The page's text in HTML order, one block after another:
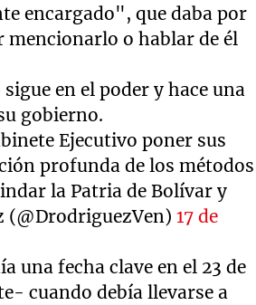
encargado", que daba por
mencionarlo o hablar de él
en el poder y hace una
gobierno.
Ejecutivo poner sus
profunda de los métodos
la Patria de Bolívar y
(@DrodriguezVen)17 de
una fecha clave en el 23 de
cuando debía llevarse a